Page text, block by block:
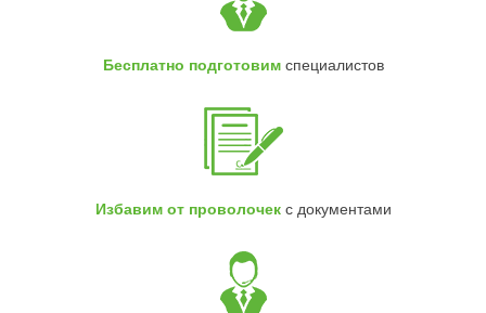
Бесплатно подготовимспециалистов
Избавим от проволочекс документами